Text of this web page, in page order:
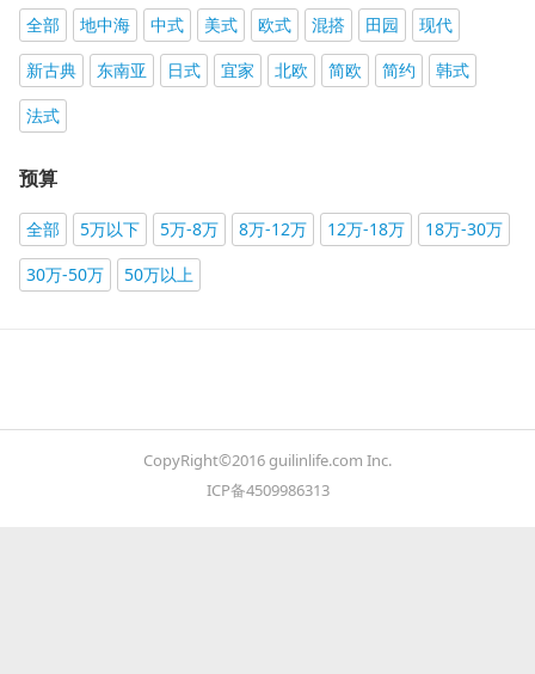
全部 地中海 中式 美式 欧式 混搭 田园
现代
新古典
东南亚 日式 宜家 北欧 简欧 简约
韩式
法式
预算
全部 5万以下 5万-8万 8万-12万 12万-18万
18万-30万
30万-50万
50万以上
CopyRight©2016 guilinlife.com Inc.
ICP备4509986313